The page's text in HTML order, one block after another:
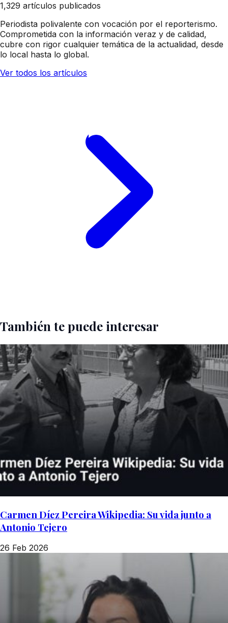
1,329 artículos publicados
Periodista polivalente con vocación por el reporterismo.
Comprometida con la información veraz y de calidad,
cubre con rigor cualquier temática de la actualidad, desde
lo local hasta lo global.
Ver todos los artículos
También te puede interesar
Carmen Díez Pereira Wikipedia: Su vida junto a
Antonio Tejero
26 Feb 2026